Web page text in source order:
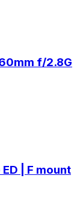
f/2.8G
| F mount